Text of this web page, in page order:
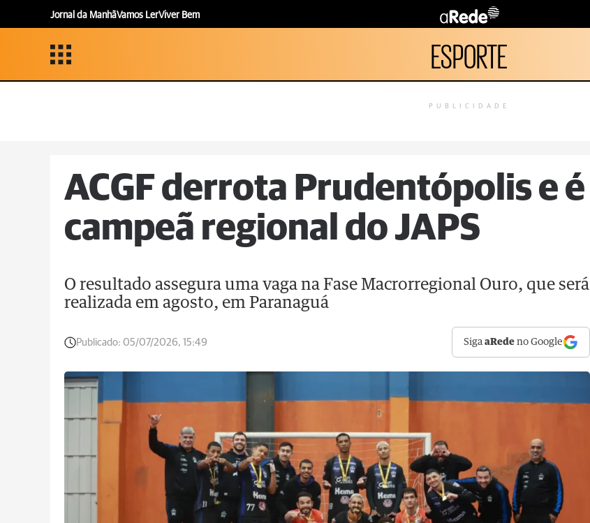
Jornal da ManhãVamos LerViver Bem
ESPORTE
PUBLICIDADE
ACGF derrota Prudentópolis e é
campeã regional do JAPS
O resultado assegura uma vaga na Fase Macrorregional Ouro, que será
realizada em agosto, em Paranaguá
Publicado: 05/07/2026, 15:49 SigaaRede no Google